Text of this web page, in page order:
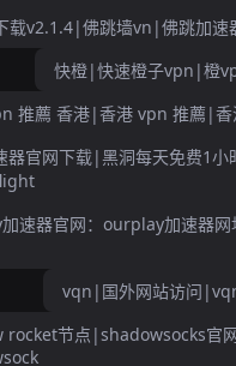
载v2.1.4|佛跳墙vn|佛跳加速
快橙|快速橙子vpn|橙
推薦 香港|香港 vpn 推薦|香
器官网下载|黑洞每天免费1
速器官网：ourplay加速器
vqn|国外网站访问
rocket节点|shadowsocks官